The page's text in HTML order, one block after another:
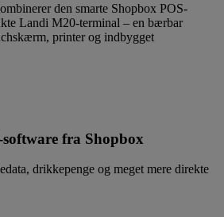
den smarte Shopbox POS-
Landi M20-terminal – en bærbar
printer og indbygget
fra Shopbox
drikkepenge og meget mere direkte